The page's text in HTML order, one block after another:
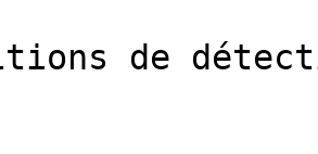
de